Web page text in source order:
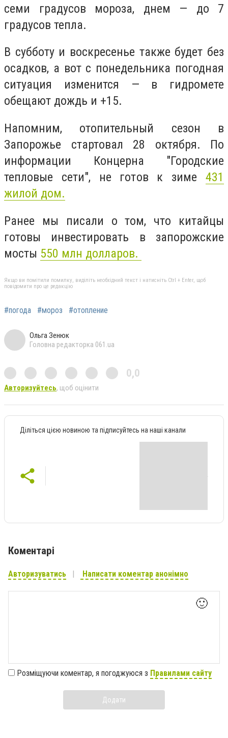
семи градусов мороза, днем — до 7
градусов тепла.
В субботу и воскресенье также будет без
осадков, а вот с понедельника погодная
ситуация изменится — в гидромете
обещают дождь и +15.
Напомним, отопительный сезон в
Запорожье стартовал 28 октября. По
информации Концерна "Городские
тепловые сети", не готов к зиме 431
жилой дом.
Ранее мы писали о том, что китайцы
готовы инвестировать в запорожские
мосты 550 млн долларов.
Якщо ви помітили помилку, виділіть необхідний текст і натисніть Ctrl + Enter, щоб
повідомити про це редакцію
#погода #мороз #отопление
Ольга Зенюк
Головна редакторка 061.ua
0,0
Авторизуйтесь, щоб оцінити
Діліться цією новиною та підписуйтесь на наші канали
Коментарі
Авторизуватись Написати коментар анонімно
🙂
Розміщуючи коментар, я погоджуюся з Правилами сайту
Додати